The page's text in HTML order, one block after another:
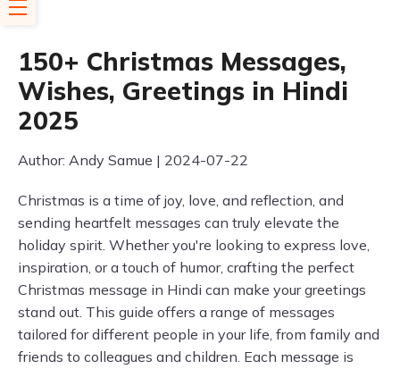
150+ Christmas Messages,
Wishes, Greetings in Hindi
2025
Author: Andy Samue | 2024-07-22
Christmas is a time of joy, love, and reflection, and
sending heartfelt messages can truly elevate the
holiday spirit. Whether you're looking to express love,
inspiration, or a touch of humor, crafting the perfect
Christmas message in Hindi can make your greetings
stand out. This guide offers a range of messages
tailored for different people in your life, from family and
friends to colleagues and children. Each message is